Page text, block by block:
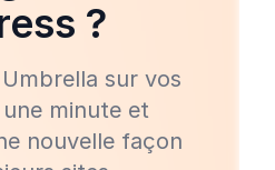
?
sur vos
minute et
nouvelle façon